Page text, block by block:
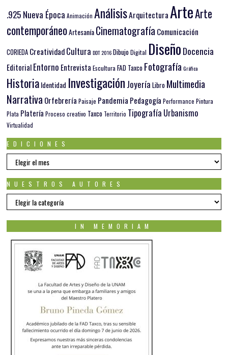
.925 Nueva Época Animación AnálisisArquitecturaArteArte
contemporáneoArtesaníaCinematografíaComunicación
CORIEDA CreatividadCultura DDT 2016 DibujoDigital DiseñoDocencia
EditorialEntorno Entrevista EsculturaFAD Taxco Fotografía Gráfica
HistoriaIdentidad Investigación Joyería Libro Multimedia
NarrativaOrfebrería Paisaje Pandemia Pedagogía Performance Pintura
Plata Platería Proceso creativo Taxco Territorio Tipografía Urbanismo
Virtualidad
EDICIONES
EDICIONES
NUESTROS AUTORES
Nuestros
autores
IN MEMORIAM